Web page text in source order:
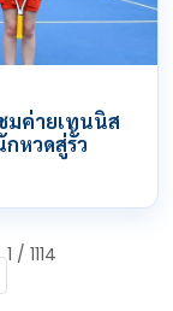
มค่ายเทนนิส
หวดสู่รั้ว
1 / 1114